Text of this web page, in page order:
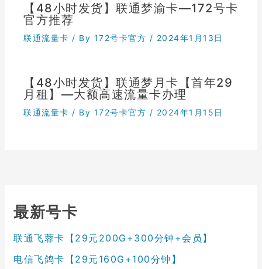
【48小时发货】联通梦渝卡—172号卡
官方推荐
联通流量卡 / By 172号卡官方 / 2024年1月13日
【48小时发货】联通梦月卡【首年29
月租】—大额高速流量卡办理
联通流量卡 / By 172号卡官方 / 2024年1月15日
最新号卡
联通飞蓉卡【29元200G+300分钟+会员】
电信飞鸽卡【29元160G+100分钟】